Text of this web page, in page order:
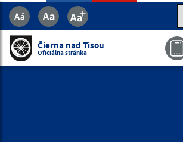
Čierna nad Tisou
Oficiálna stránka
Čierna nad Tisou
Oficiálna stránka